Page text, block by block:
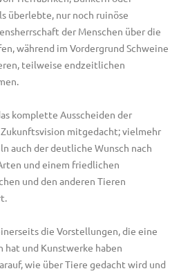
überlebte, nur noch ruinöse
der Menschen über die
während im Vordergrund Schweine
teilweise endzeitlichen
komplette Ausscheiden der
mitgedacht; vielmehr
auch der deutliche Wunsch nach
und einem friedlichen
und den anderen Tieren
die Vorstellungen, die eine
hat und Kunstwerke haben
wie über Tiere gedacht wird und